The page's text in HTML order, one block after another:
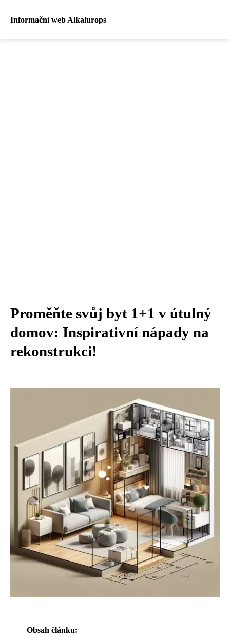
Informační web Alkalurops
Proměňte svůj byt 1+1 v útulný
domov: Inspirativní nápady na
rekonstrukci!
Obsah článku: